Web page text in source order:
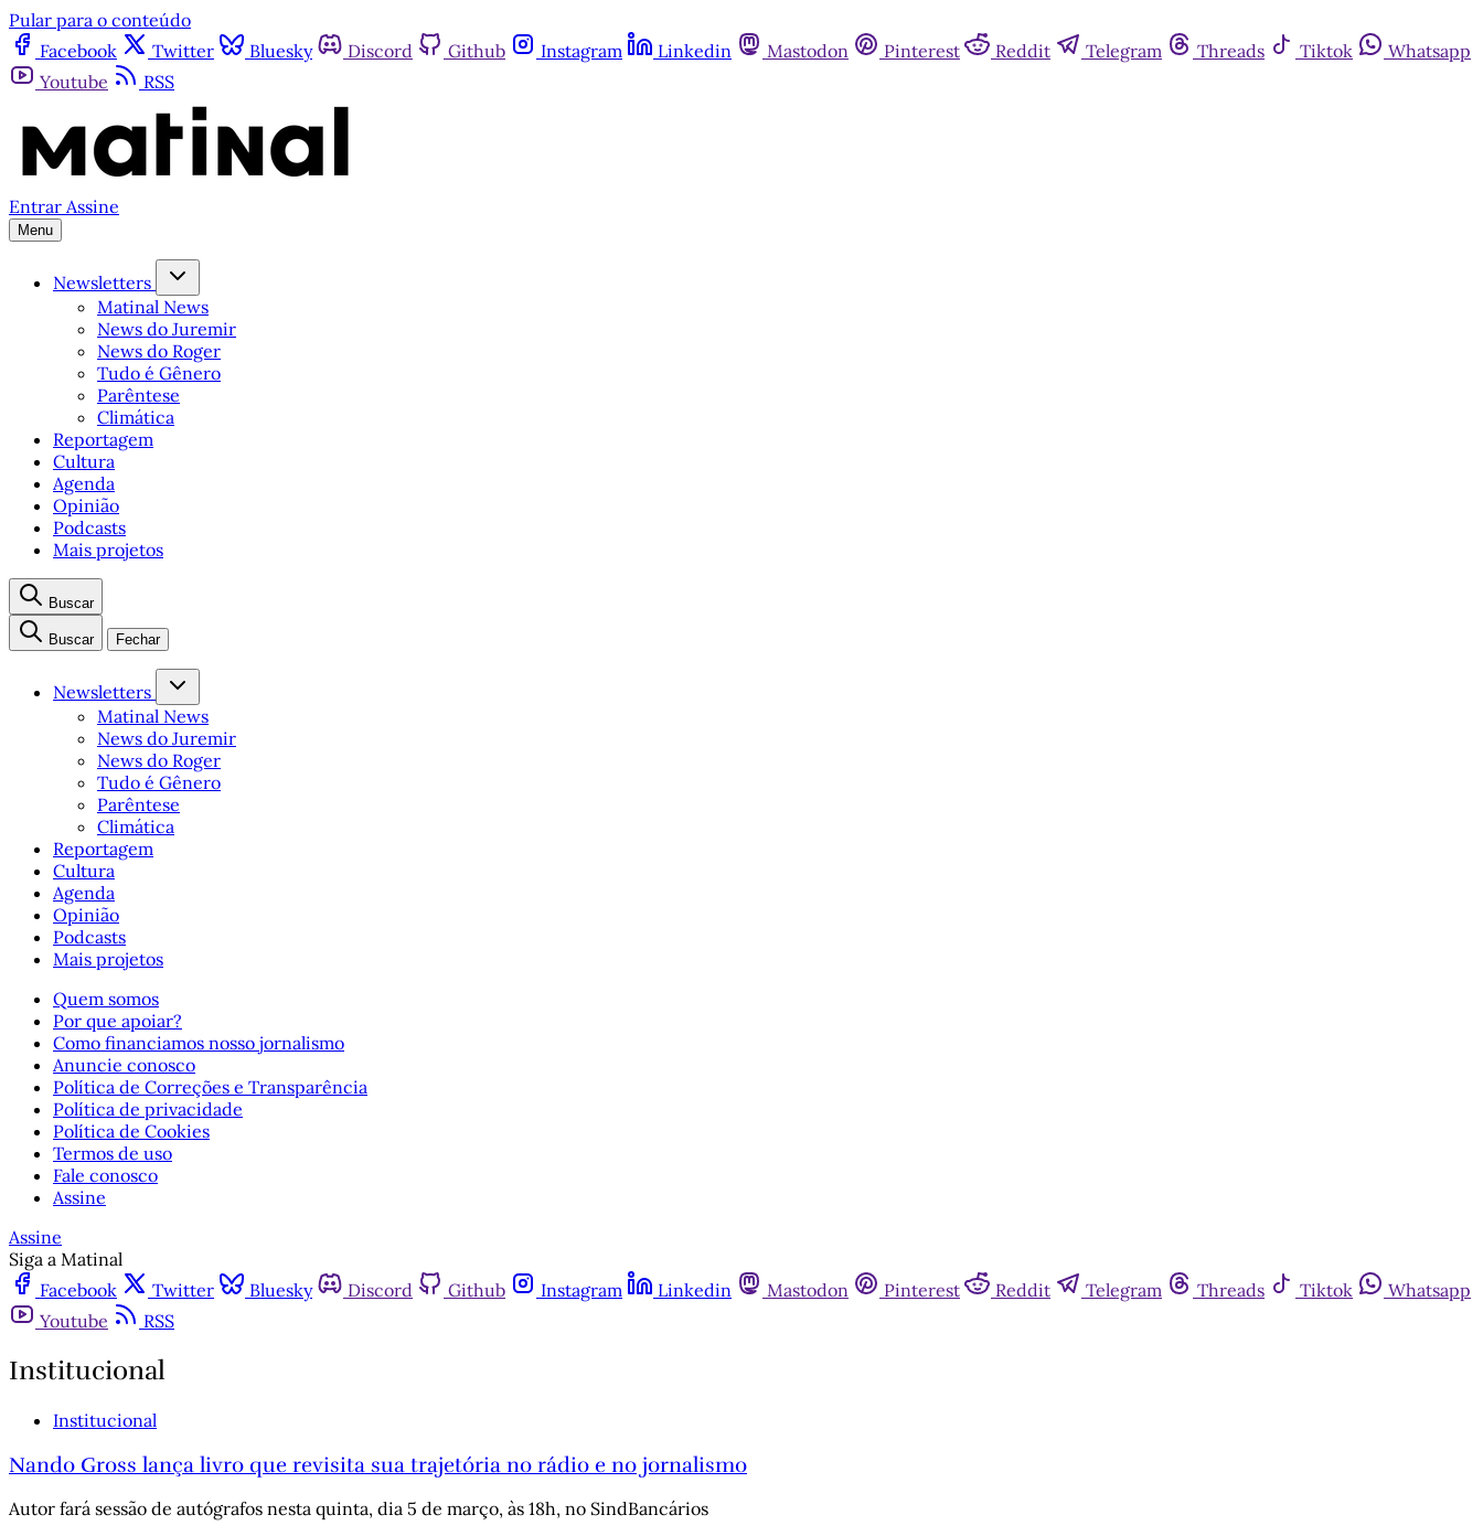
Pular para o conteúdo
Facebook
Twitter Bluesky Discord Github Instagram Linkedin Mastodon Pinterest Reddit Telegram Threads Tiktok
Whatsapp
Youtube
RSS
Entrar Assine
Menu
Newsletters
Matinal News
News do Juremir
News do Roger
Tudo é Gênero
Parêntese
Climática
Reportagem
Cultura
Agenda
Opinião
Podcasts
Mais projetos
Buscar
Buscar Fechar
Newsletters
Matinal News
News do Juremir
News do Roger
Tudo é Gênero
Parêntese
Climática
Reportagem
Cultura
Agenda
Opinião
Podcasts
Mais projetos
Quem somos
Por que apoiar?
Como financiamos nosso jornalismo
Anuncie conosco
Política de Correções e Transparência
Política de privacidade
Política de Cookies
Termos de uso
Fale conosco
Assine
Assine
Siga a Matinal
Facebook
Twitter Bluesky Discord Github Instagram Linkedin Mastodon Pinterest Reddit Telegram Threads Tiktok
Whatsapp
Youtube
RSS
Institucional
Institucional
Nando Gross lança livro que revisita sua trajetória no rádio e no jornalismo
Autor fará sessão de autógrafos nesta quinta, dia 5 de março, às 18h, no SindBancários